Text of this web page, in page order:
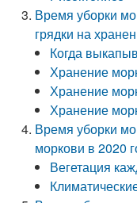
Время уборки
грядки на
Когда
Хранение
Хранение
Хранение
Время уборки
моркови в 2020
Вегетация